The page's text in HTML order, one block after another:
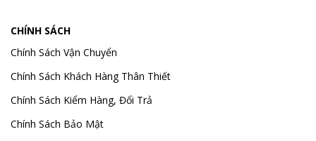
CHÍNH SÁCH
Chính Sách Vận Chuyển
Chính Sách Khách Hàng Thân Thiết
Chính Sách Kiểm Hàng, Đổi Trả
Chính Sách Bảo Mật